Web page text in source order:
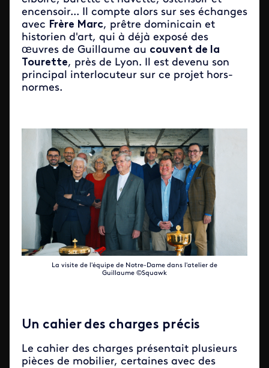
encensoir... Il compte alors sur ses échanges
avec Frère Marc, prêtre dominicain et
historien d'art, qui à déjà exposé des
œuvres de Guillaume au couvent de la
Tourette, près de Lyon. Il est devenu son
principal interlocuteur sur ce projet hors-
normes.
La visite de l'équipe de Notre-Dame dans l'atelier de
Guillaume ©Squawk
Un cahier des charges précis
Le cahier des charges présentait plusieurs
pièces de mobilier, certaines avec des